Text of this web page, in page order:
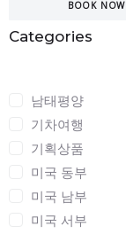
Categories
남태평양
기차여행
기획상품
미국 동부
미국 남부
미국 서부
BOOK NOW